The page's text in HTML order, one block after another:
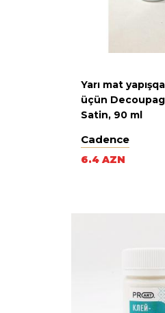
Yarı mat
üçün
Satin, 90 ml
Cadence
6.4 AZN